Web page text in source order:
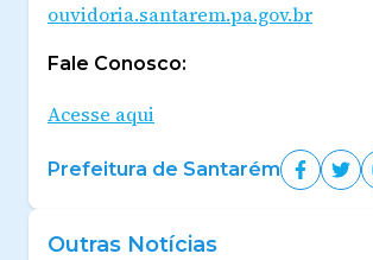
ouvidoria.santarem.pa.gov.br
Fale Conosco:
Acesse aqui
Prefeitura de Santarém
Outras Notícias